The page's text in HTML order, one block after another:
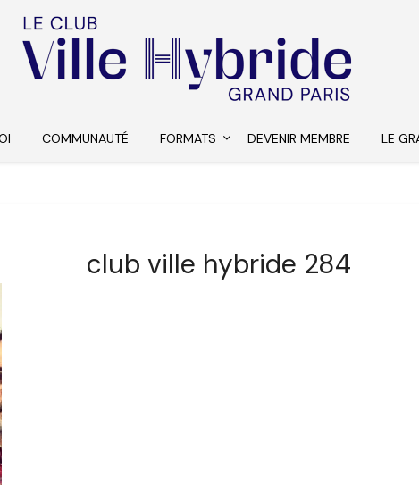
COMMUNAUTÉ FORMATS DEVENIR MEMBRE LE
club ville hybride 284